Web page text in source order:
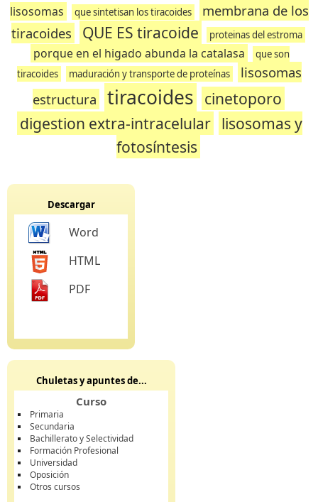
lisosomas
que sintetisan los tiracoides
membrana de los
tiracoides
QUE ES tiracoide proteinas del estroma
porque en el higado abunda la catalasa
que son
tiracoides
maduración y transporte de proteínas
lisosomas
estructura
tiracoides cinetoporo
digestion extra-intracelular lisosomas y
fotosíntesis
Descargar
Word
HTML
PDF
Chuletas y apuntes de...
Curso
Primaria
Secundaria
Bachillerato y Selectividad
Formación Profesional
Universidad
Oposición
Otros cursos